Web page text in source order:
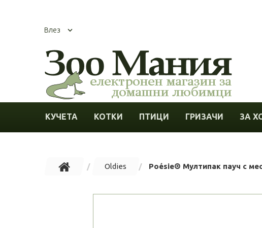
Влез
КУЧЕТА КОТКИ ПТИЦИ ГРИЗАЧИ ЗА
Oldies Poésie® Мултипак пауч с